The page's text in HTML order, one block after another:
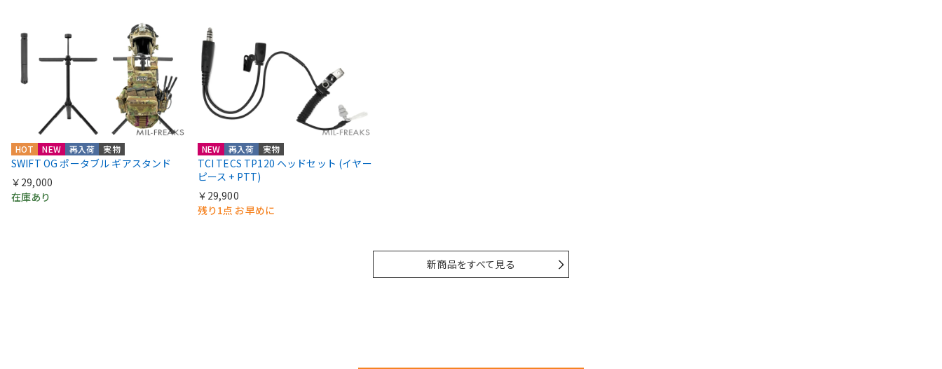
HOT NEW 再入荷 実物
SWIFT OG ポータブル ギアスタンド
￥29,000
在庫あり
NEW 再入荷 実物
TCI TECS TP120 ヘッドセット (イヤー
ピース + PTT)
￥29,900
残り1点 お早めに
新商品をすべて見る